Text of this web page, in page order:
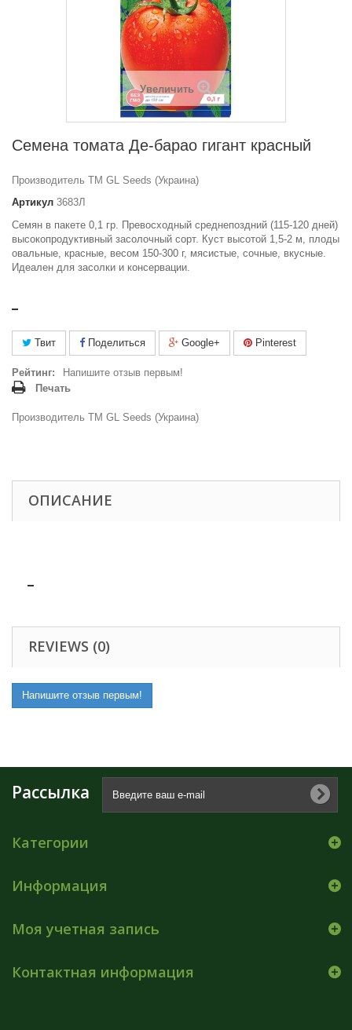
Увеличить
Семена томата Де-барао гигант красный
Производитель ТМ GL Seeds (Украина)
Артикул 3683Л
Семян в пакете 0,1 гр. Превосходный среднепоздний (115-120 дней)
высокопродуктивный засолочный сорт. Куст высотой 1,5-2 м, плоды
овальные, красные, весом 150-300 г, мясистые, сочные, вкусные.
Идеален для засолки и консервации.
Твит Поделиться Google+ Pinterest
Рейтинг:
Напишите отзыв первым!
Печать
Производитель ТМ GL Seeds (Украина)
ОПИСАНИЕ
REVIEWS (0)
Напишите отзыв первым!
Рассылка
Категории
Информация
Моя учетная запись
Контактная информация